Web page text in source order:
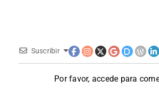
Suscribir
Por favor, accede para